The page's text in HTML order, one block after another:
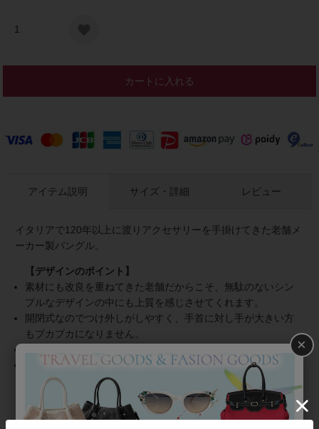
カートに入れる
アイテム説明
イタリアで120年以上に渡りアクセサリーを手掛けてきた老舗メ
ーカー製バングル。
素材にも改良を重ねてきた老舗だからこそ、無駄のないシン
プルなデザインの中にも上質を感じさせてくれます。
開閉式なのでつけ外しがしやすく、手首に対し手が大きい方
もブカブカになりません。
モードで抜け感のあるバイカラー＆アシンメトリーな形状。
装飾が無いので汗や多少の水分に神経質にならずに着けられ
ます。
※防水性や耐湿性を謳った商品ではございません。ご使用後は柔ら
かい乾いた布で拭いて日陰で保管してください。
サイズ・詳細 レビュー
×